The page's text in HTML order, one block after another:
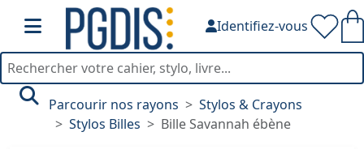
Identifiez-vous
Parcourir nos rayons
Stylos & Crayons
Stylos Billes
Bille Savannah ébène